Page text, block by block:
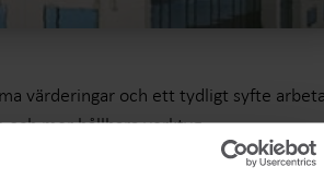
värderingar och ett tydligt syfte
och mer hållbara verktyg.